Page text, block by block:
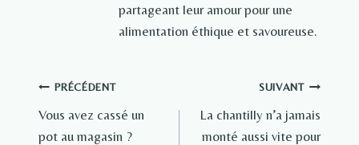
partageant leur amour pour une
alimentation éthique et savoureuse.
Navigation
de
PRÉCÉDENT
Vous avez cassé un
pot au magasin ?
SUIVANT
La chantilly n’a jamais
monté aussi vite pour